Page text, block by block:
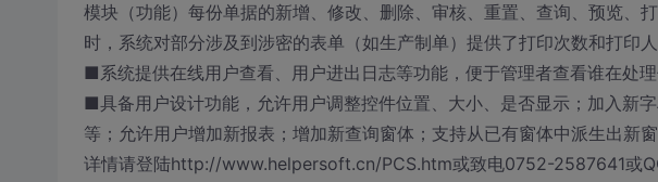
模块（功能）每份单据的新增、修改、删除、审核、重置、查询、预览、
时，系统对部分涉及到涉密的表单（如生产制单）提供了打印次数和打印
■系统提供在线用户查看、用户进出日志等功能，便于管理者查看谁在处理
■具备用户设计功能，允许用户调整控件位置、大小、是否显示；加入新
等；允许用户增加新报表；增加新查询窗体；支持从已有窗体中派生出新窗
详情请登陆http://www.helpersoft.cn/PCS.htm或致电0752-2587641或